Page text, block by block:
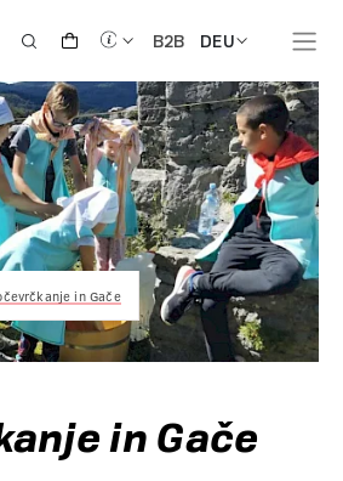
B2B DEU
in Gače
in Gače